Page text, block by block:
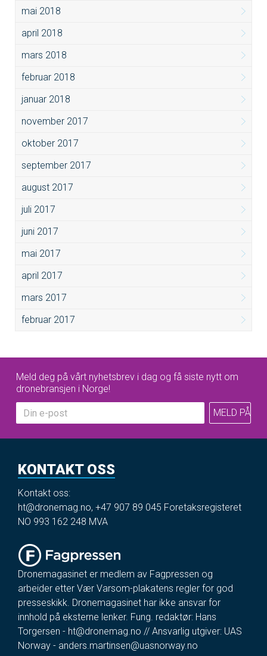
mai 2018
april 2018
mars 2018
februar 2018
januar 2018
november 2017
oktober 2017
september 2017
august 2017
juli 2017
juni 2017
mai 2017
april 2017
mars 2017
februar 2017
Meld deg på vårt nyhetsbrev i dag og få siste nytt om
dronebransjen i Norge!
KONTAKT OSS
Kontakt oss:
ht@dronemag.no, +47 907 89 045 Foretaksregisteret
NO 993 162 248 MVA
Dronemagasinet er medlem av Fagpressen og
arbeider etter Vær Varsom-plakatens regler for god
presseskikk. Dronemagasinet har ikke ansvar for
innhold på eksterne lenker. Fung. redaktør: Hans
Torgersen - ht@dronemag.no // Ansvarlig utgiver: UAS
Norway - anders.martinsen@uasnorway.no